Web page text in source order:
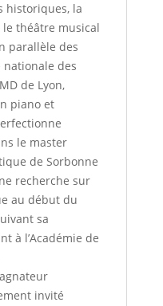
historiques, la
théâtre musical
parallèle des
nationale des
de Lyon,
piano et
le master
de Sorbonne
recherche sur
au début du
sa
à l’Académie de
invité